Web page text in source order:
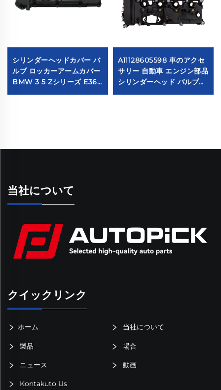
シリンダーヘッドカバー バ
ルブ ロッカーアームカバー
BMW 3 5 Zシリーズ E36
A11128605598 車のアクセ
サリー 自動車 エンジン部品
シリンダーヘッド バルブカ
当社について
クイックリンク
ホーム 当社について
製品 場合
ニュース 動画
Kontakuto Us